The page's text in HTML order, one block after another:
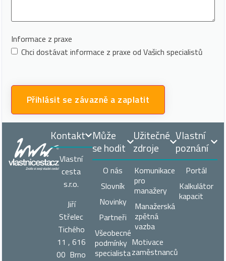
Informace z praxe
Chci dostávat informace z praxe od Vašich specialistů
Může
se hodit
O nás
Slovník
Novinky
Partneři
Všeobecné
podmínky
specialista
Užitečné
zdroje
Komunikace
pro
manažery
Manažerská
zpětná
vazba
Motivace
zaměstnanců
Vlastní
poznání
Portál
Kalkulátor
kapacit
Kontakt
Vlastní
cesta
s.r.o.
Jiří
Střelec
Tichého
11 , 616
00 Brno